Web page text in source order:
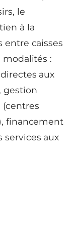
le
à la
entre caisses
modalités :
aux
gestion
(centres
financement
services aux